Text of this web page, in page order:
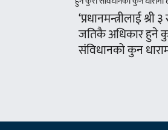
‘प्रधानमन्त्रीलाई श्री
जतिकै अधिकार हुने
संविधानको कुन